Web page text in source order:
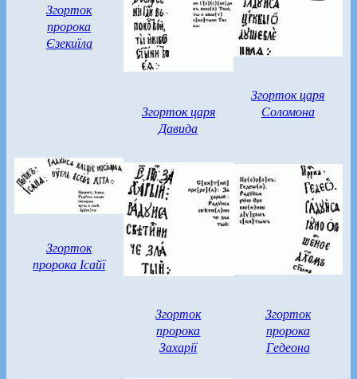
Згорток
пророка
Єзекиїла
Згорток царя
Давида
Згорток царя
Соломона
Згорток
пророка Ісайї
Згорток
пророка
Захарії
Згорток
пророка
Гедеона